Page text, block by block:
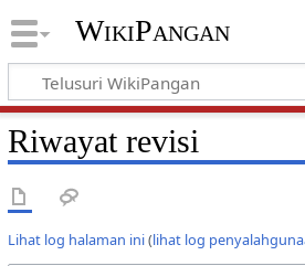
WikiPangan
Riwayat revisi
Lihat log halaman ini(lihat log